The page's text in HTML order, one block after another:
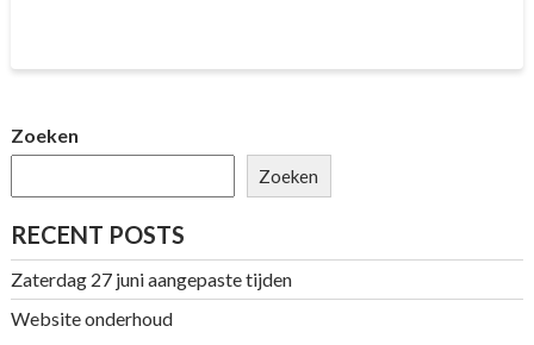
Zoeken
Zoeken
RECENT POSTS
Zaterdag 27 juni aangepaste tijden
Website onderhoud